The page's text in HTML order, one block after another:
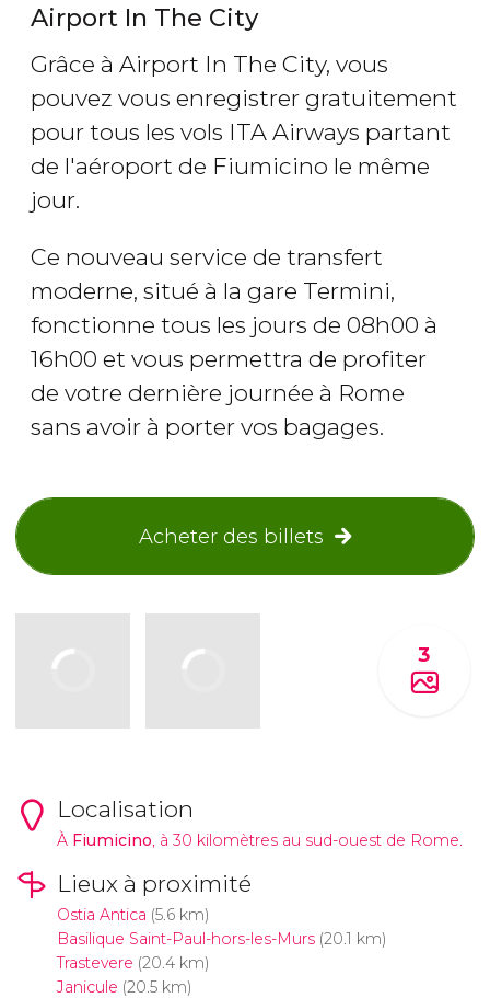
Airport In The City
Grâce à Airport In The City, vous
pouvez vous enregistrer gratuitement
pour tous les vols ITA Airways partant
de l'aéroport de Fiumicino le même
jour.
Ce nouveau service de transfert
moderne, situé à la gare Termini,
fonctionne tous les jours de 08h00 à
16h00 et vous permettra de profiter
de votre dernière journée à Rome
sans avoir à porter vos bagages.
Acheter des billets
3
Localisation
À Fiumicino, à 30 kilomètres au sud-ouest de Rome.
Lieux à proximité
Ostia Antica (5.6 km)
Basilique Saint-Paul-hors-les-Murs(20.1 km)
Trastevere (20.4 km)
Janicule (20.5 km)